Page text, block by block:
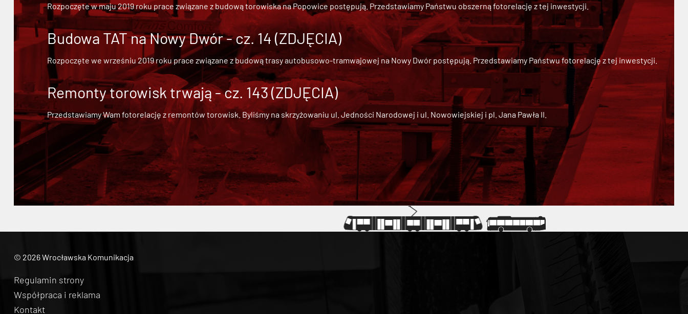
Rozpoczęte w maju 2019 roku prace związane z budową torowiska na Popowice postępują. Przedstawiamy Państwu obszerną fotorelację z tej inwestycji.
Budowa TAT na Nowy Dwór - cz. 14 (ZDJĘCIA)
Rozpoczęte we wrześniu 2019 roku prace związane zbudową trasy autobusowo-tramwajowej na Nowy Dwórpostępują. Przedstawiamy Państwu fotorelację z tej inwestycji.
Remonty torowisk trwają - cz. 143 (ZDJĘCIA)
Przedstawiamy Wam fotorelację z remontów torowisk. Byliśmy na skrzyżowaniu ul. Jedności Narodowej i ul. Nowowiejskiej i pl. Jana Pawła II.
© 2026 Wrocławska Komunikacja
Regulamin strony
Współpraca i reklama
Kontakt